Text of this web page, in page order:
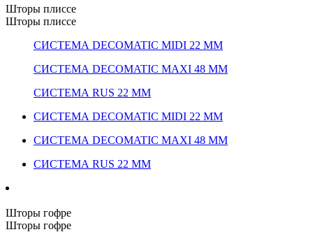
Шторы плиссе
Шторы плиссе
СИСТЕМА DECOMATIC MIDI 22 ММ
СИСТЕМА DECOMATIC MAXI 48 ММ
СИСТЕМА RUS 22 ММ
СИСТЕМА DECOMATIC MIDI 22 ММ
СИСТЕМА DECOMATIC MAXI 48 ММ
СИСТЕМА RUS 22 ММ
Шторы гофре
Шторы гофре